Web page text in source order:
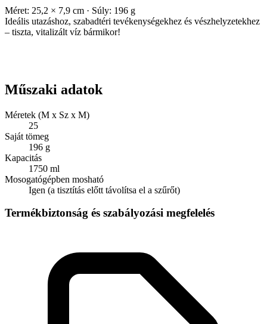
Méret: 25,2 × 7,9 cm · Súly: 196 g
Ideális utazáshoz, szabadtéri tevékenységekhez és vészhelyzetekhez
– tiszta, vitalizált víz bármikor!
Műszaki adatok
Méretek (M x Sz x M)
25
Saját tömeg
196 g
Kapacitás
1750 ml
Mosogatógépben mosható
Igen (a tisztítás előtt távolítsa el a szűrőt)
Termékbiztonság és szabályozási megfelelés